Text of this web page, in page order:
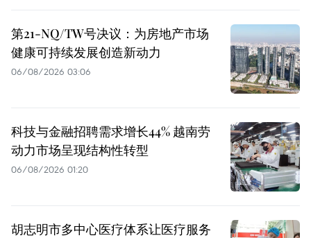
第21-NQ/TW号决议：为房地产市场
健康可持续发展创造新动力
06/08/2026 03:06
科技与金融招聘需求增长44% 越南劳
动力市场呈现结构性转型
06/08/2026 01:20
胡志明市多中心医疗体系让医疗服务